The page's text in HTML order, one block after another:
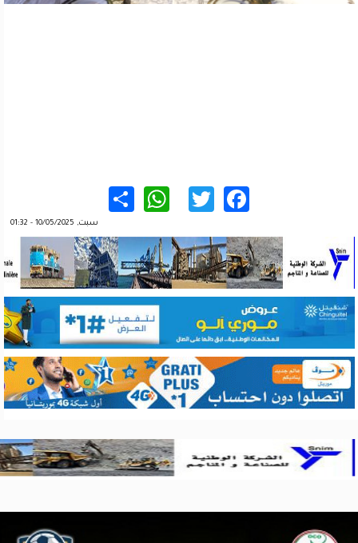
Facebook
Twitter
WhatsApp
سبت, 10/05/2025 - 01:32